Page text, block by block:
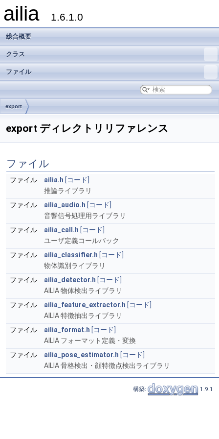
ailia 1.6.1.0
総合概要
クラス
ファイル
export
export ディレクトリリファレンス
ファイル
ファイル ailia.h [コード]
推論ライブラリ
ファイル
ailia_audio.h [コード]
音響信号処理用ライブラリ
ファイル
ailia_call.h [コード]
ユーザ定義コールバック
ファイル
ailia_classifier.h [コード]
物体識別ライブラリ
ファイル
ailia_detector.h [コード]
AILIA 物体検出ライブラリ
ファイル
ailia_feature_extractor.h [コード]
AILIA 特徴抽出ライブラリ
ファイル
ailia_format.h [コード]
AILIA フォーマット定義・変換
ファイル
ailia_pose_estimator.h [コード]
AILIA 骨格検出・顔特徴点検出ライブラリ
構築: 1.9.1